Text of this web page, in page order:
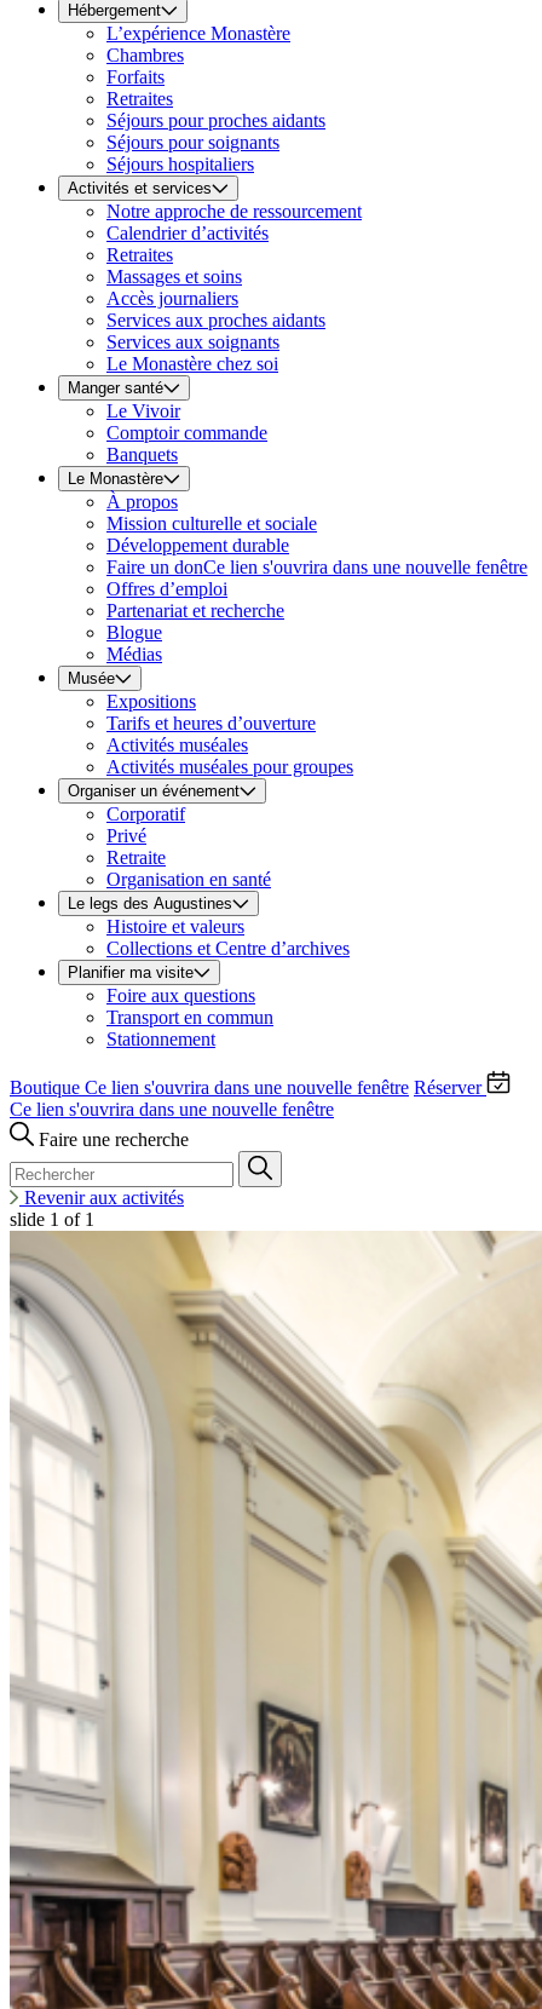
Hébergement
L’expérience Monastère
Chambres
Forfaits
Retraites
Séjours pour proches aidants
Séjours pour soignants
Séjours hospitaliers
Activités et services
Notre approche de ressourcement
Calendrier d’activités
Retraites
Massages et soins
Accès journaliers
Services aux proches aidants
Services aux soignants
Le Monastère chez soi
Manger santé
Le Vivoir
Comptoir commande
Banquets
Le Monastère
À propos
Mission culturelle et sociale
Développement durable
Faire un donCe lien s'ouvrira dans une nouvelle fenêtre
Offres d’emploi
Partenariat et recherche
Blogue
Médias
Musée
Expositions
Tarifs et heures d’ouverture
Activités muséales
Activités muséales pour groupes
Organiser un événement
Corporatif
Privé
Retraite
Organisation en santé
Le legs des Augustines
Histoire et valeurs
Collections et Centre d’archives
Planifier ma visite
Foire aux questions
Transport en commun
Stationnement
Boutique Ce lien s'ouvrira dans une nouvelle fenêtre Réserver
Ce lien s'ouvrira dans une nouvelle fenêtre
Faire une recherche
Revenir aux activités
slide 1 of 1